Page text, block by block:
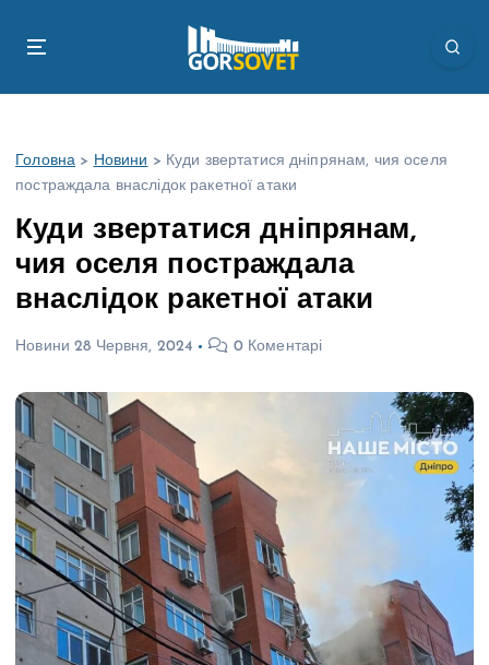
Головна > Новини > Куди звертатися дніпрянам, чия оселя
постраждала внаслідок ракетної атаки
Куди звертатися дніпрянам,
чия оселя постраждала
внаслідок ракетної атаки
Новини 28 Червня, 2024 0 Коментарі